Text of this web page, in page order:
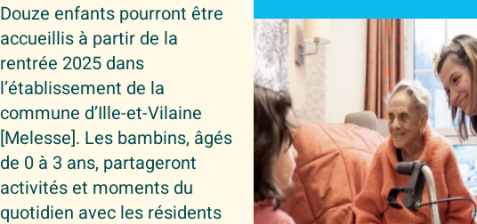
Douze enfants pourront être
accueillis à partir de la
rentrée 2025 dans
l’établissement de la
commune d’Ille-et-Vilaine
[Melesse]. Les bambins, âgés
de 0 à 3 ans, partageront
activités et moments du
quotidien avec les résidents